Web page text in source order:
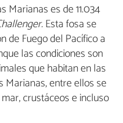
Marianas es de 11.034
Esta fosa se
de Fuego del Pacífico a
las condiciones son
que habitan en las
Marianas, entre ellos se
crustáceos e incluso